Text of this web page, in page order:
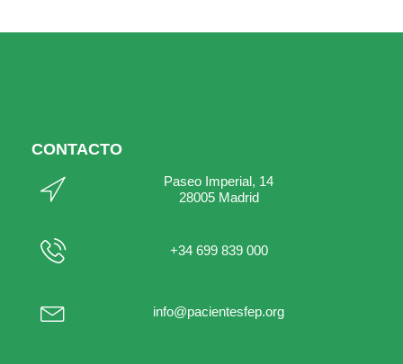
CONTACTO
Paseo Imperial, 14
28005 Madrid
+34 699 839 000
info@pacientesfep.org